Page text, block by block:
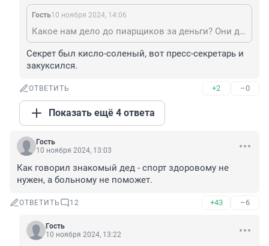
Гость10 ноября 2024, 14:06
Какое нам дело до пиарщиков за деньги? Они долго не живут, чужие секреты уносят с собой. Сам себе приговор подписал.
Секрет был кисло-соленый, вот пресс-секретарь и
закуксился.
ОТВЕТИТЬ +2 –0
Показать ещё 4 ответа
Гость
10 ноября 2024, 13:03
Как говорил знакомый дед - спорт здоровому не
нужен, а больному не поможет.
ОТВЕТИТЬ 12 +43 –6
Гость
10 ноября 2024, 13:22